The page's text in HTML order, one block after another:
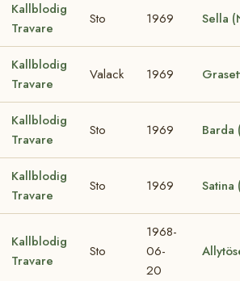
Kallblodig
Travare
Sto 1969 Sella
Kallblodig
Travare
Valack 1969
Kallblodig
Travare
Sto 1969 Barda
Kallblodig
Travare
Sto 1969 Satina
Kallblodig
Travare
Sto
1968-
06-
20